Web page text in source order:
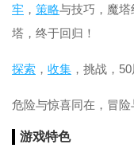
牢 ， 策略与技巧，魔
塔，终于回归！
探索 ， 收集 ，挑战，
危险与惊喜同在，冒险
游戏特色